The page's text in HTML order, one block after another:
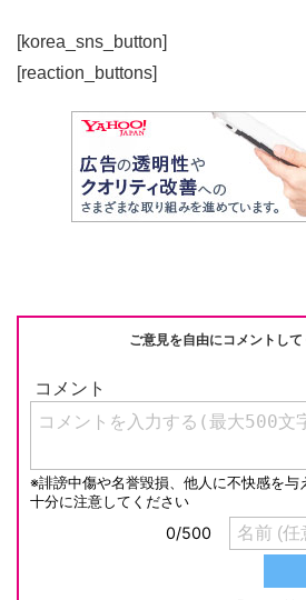
[korea_sns_button]
[reaction_buttons]
ご意見を自由にコメントして